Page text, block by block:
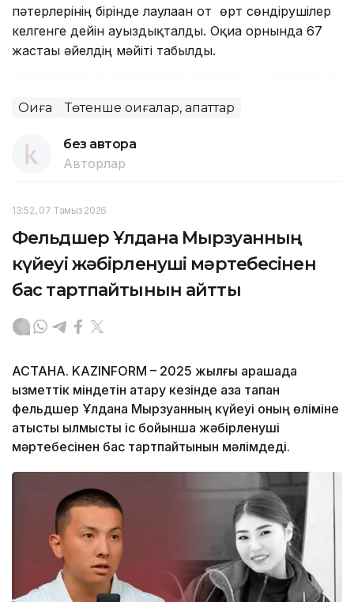
пәтерлерінің бірінде лаулаған от өрт сөндірушілер
келгенге дейін ауыздықталды. Оқиға орнында 67
жастағы әйелдің мәйіті табылды.
Оқиға Төтенше оқиғалар, апаттар
без автора
Авторлар
13:52, 07 Тамыз 2026
Фельдшер Ұлдана Мырзуанның
күйеуі жәбірленуші мәртебесінен
бас тартпайтынын айтты
АСТАНА. KAZINFORM – 2025 жылғы қарашада
қызметтік міндетін атқару кезінде қаза тапқан
фельдшер Ұлдана Мырзуанның күйеуі оның өліміне
қатысты қылмыстық іс бойынша жәбірленуші
мәртебесінен бас тартпайтынын мәлімдеді.